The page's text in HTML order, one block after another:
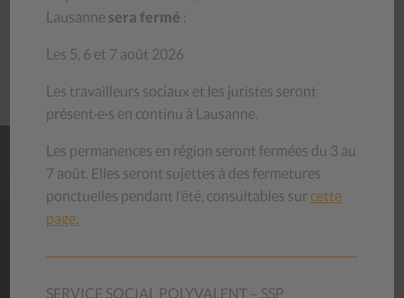
3 Le financement de l’assurance des soins dentaires de base est
survivants (AVS) par un prélèvement analogue à celui de l’AVS
et, pour les autres, par la politique sanitaire cantonale. »
NOSMAGASINS
Habits, livres, bibelots, meubles, vaisselle… venez découvrir
En achetant au CSP, vous contribuez à aider des personnes
Lausanne sera fermé :
Les 5, 6 et 7 août 2026
Les travailleurs sociaux et les juristes seront
présent·e·s en continu à Lausanne.
Les permanences en région seront fermées du 3 au
7 août. Elles seront sujettes à des fermetures
ponctuelles pendant l’été, consultables surcette
page.
SERVICE SOCIAL POLYVALENT – SSP